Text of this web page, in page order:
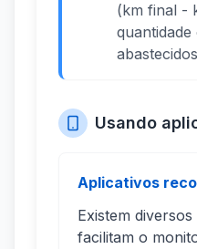
(km final -
quantidade
Usando
Aplicativos
Existem
facilitam o